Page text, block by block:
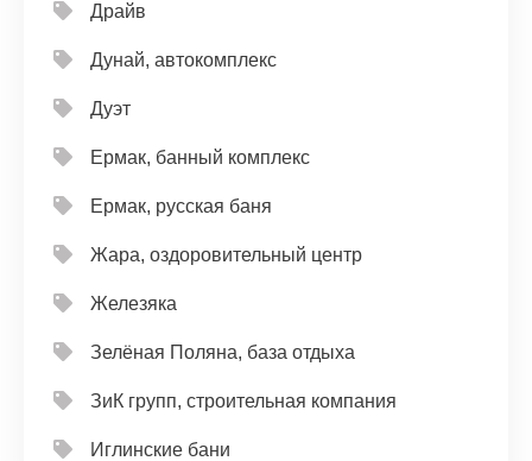
Драйв
Дунай, автокомплекс
Дуэт
Ермак, банный комплекс
Ермак, русская баня
Жара, оздоровительный центр
Железяка
Зелёная Поляна, база отдыха
ЗиК групп, строительная компания
Иглинские бани